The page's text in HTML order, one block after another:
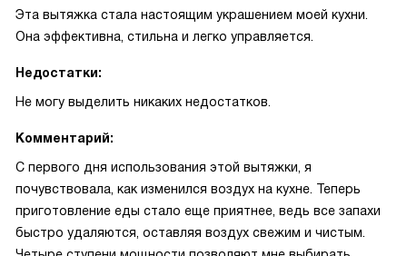
Эта вытяжка стала настоящим украшением моей кухни.
Она эффективна, стильна и легко управляется.
Недостатки:
Не могу выделить никаких недостатков.
Комментарий:
С первого дня использования этой вытяжки, я
почувствовала, как изменился воздух на кухне. Теперь
приготовление еды стало еще приятнее, ведь все запахи
быстро удаляются, оставляя воздух свежим и чистым.